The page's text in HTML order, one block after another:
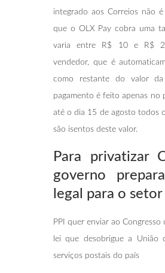
integrado aos Correios não
que o OLX Pay cobra uma
varia entre R$ 10 e R$
vendedor, que é
como restante do valor da
pagamento é feito apenas no
até o dia 15 de agosto todos
são isentos deste valor.
Para privatizar
governo
legal para o setor
PPI quer enviar ao
lei que desobrigue a União
serviços postais do país